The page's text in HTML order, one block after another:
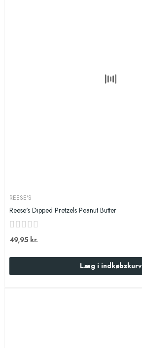
REESE'S
Reese's Dipped Pretzels Peanut Butter
49,95 kr.
Læg i indkøbskurv